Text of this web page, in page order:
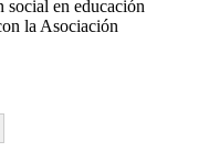
social en educación
la Asociación